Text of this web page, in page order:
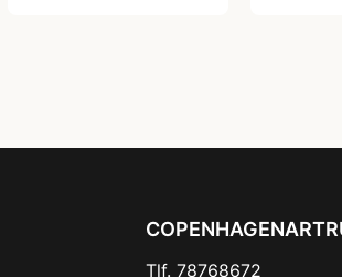
Tlf. 78768672